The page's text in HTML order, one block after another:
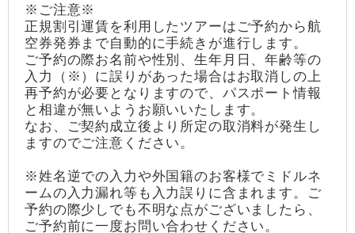
※ご注意※
正規割引運賃を利用したツアーはご予約から航
空券発券まで自動的に手続きが進行します。
ご予約の際お名前や性別、生年月日、年齢等の
入力（※）に誤りがあった場合はお取消しの上
再予約が必要となりますので、パスポート情報
と相違が無いようお願いいたします。
なお、ご契約成立後より所定の取消料が発生し
ますのでご注意ください。
※姓名逆での入力や外国籍のお客様でミドルネ
ームの入力漏れ等も入力誤りに含まれます。ご
予約の際少しでも不明な点がございましたら、
ご予約前に一度お問い合わせください。